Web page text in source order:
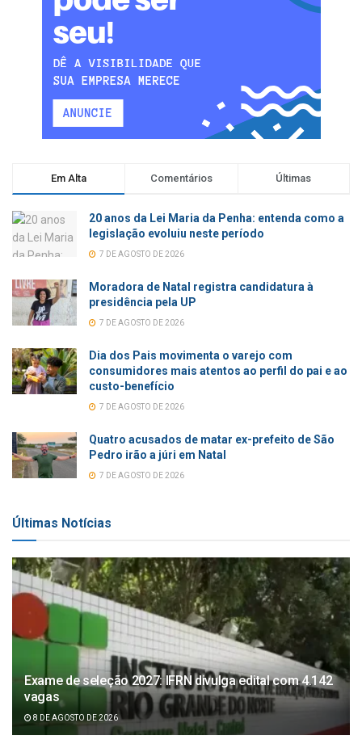
Em Alta Comentários Últimas
20 anos da Lei Maria da Penha: entenda como a
legislação evoluiu neste período
7 DE AGOSTO DE 2026
Moradora de Natal registra candidatura à
presidência pela UP
7 DE AGOSTO DE 2026
Dia dos Pais movimenta o varejo com
consumidores mais atentos ao perfil do pai e ao
custo-benefício
7 DE AGOSTO DE 2026
Quatro acusados de matar ex-prefeito de São
Pedro irão a júri em Natal
7 DE AGOSTO DE 2026
Últimas Notícias
Exame de seleção 2027: IFRN divulga edital com 4.142
vagas
8 DE AGOSTO DE 2026